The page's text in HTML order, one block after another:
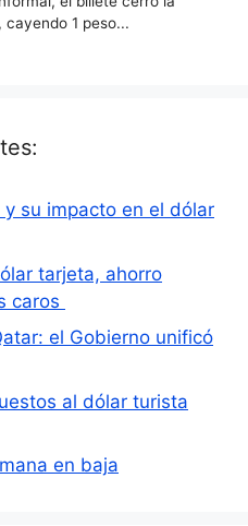
y su impacto en el dólar
tarjeta, ahorro
caros
el Gobierno unificó
al dólar turista
en baja